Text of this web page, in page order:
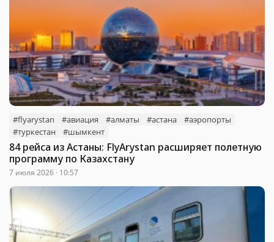
#flyarystan #авиация #алматы #астана
#аэропорты
#туркестан
#шымкент
84 рейса из Астаны: FlyArystan расширяет полетную
программу по Казахстану
7 июля 2026 · 10:57